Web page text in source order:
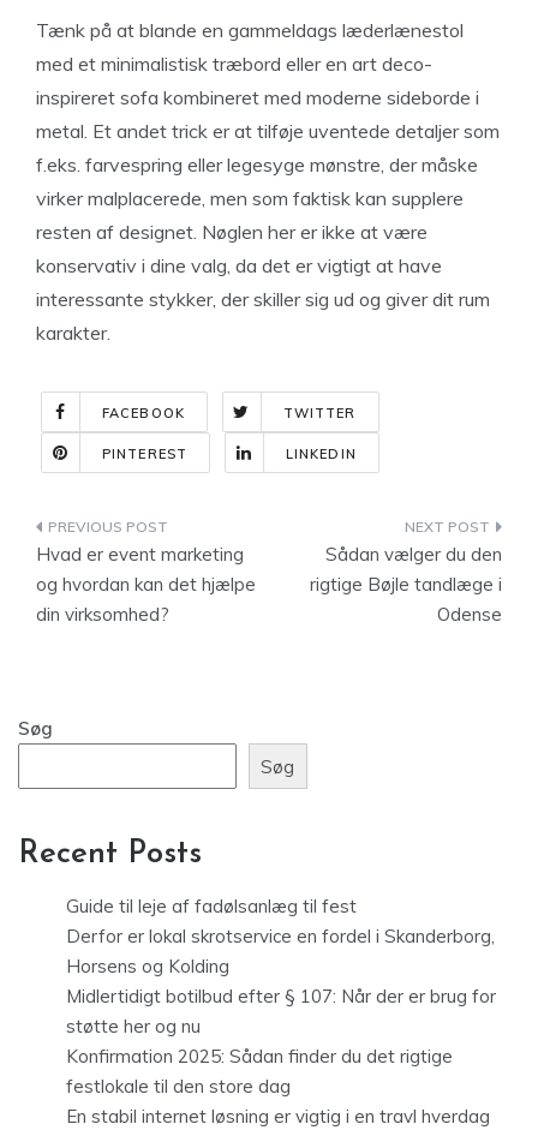
Tænk på at blande en gammeldags læderlænestol
med et minimalistisk træbord eller en art deco-
inspireret sofa kombineret med moderne sideborde i
metal. Et andet trick er at tilføje uventede detaljer som
f.eks. farvespring eller legesyge mønstre, der måske
virker malplacerede, men som faktisk kan supplere
resten af designet. Nøglen her er ikke at være
konservativ i dine valg, da det er vigtigt at have
interessante stykker, der skiller sig ud og giver dit rum
karakter.
FACEBOOK TWITTER
PINTEREST LINKEDIN
Indlægsnavigation
Hvad er event marketing
og hvordan kan det hjælpe
din virksomhed?
Sådan vælger du den
rigtige Bøjle tandlæge i
Odense
Søg
Søg
Recent Posts
Guide til leje af fadølsanlæg til fest
Derfor er lokal skrotservice en fordel i Skanderborg,
Horsens og Kolding
Midlertidigt botilbud efter § 107: Når der er brug for
støtte her og nu
Konfirmation 2025: Sådan finder du det rigtige
festlokale til den store dag
En stabil internet løsning er vigtig i en travl hverdag